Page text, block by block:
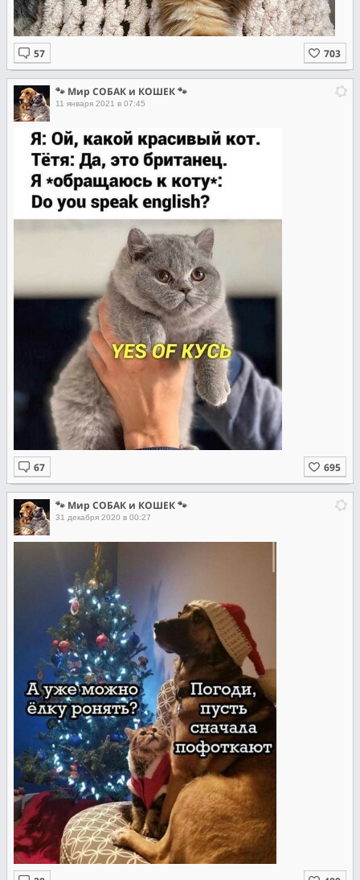
🐾 Мир СОБАК и КОШЕК 🐾
11 января 2021 в 07:45
🐾 Мир СОБАК и КОШЕК 🐾
31 декабря 2020 в 00:27